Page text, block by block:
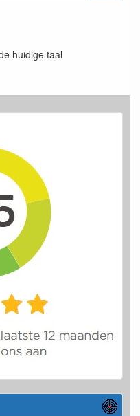
huidige taal